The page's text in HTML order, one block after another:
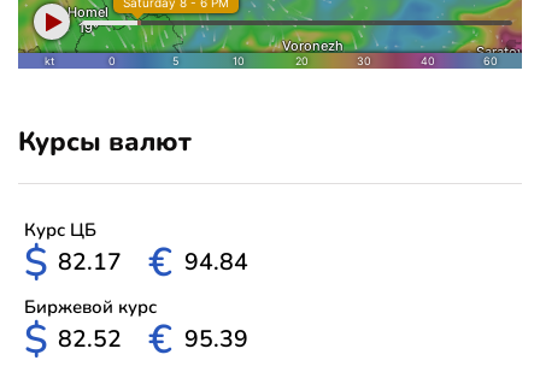
Курсы валют
Курс ЦБ
$ 82.17 € 94.84
Биржевой курс
$ 82.52 € 95.39